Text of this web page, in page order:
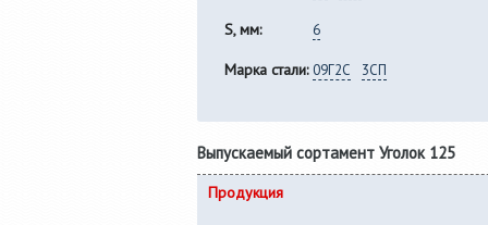
S, мм: 6
Марка стали: 09Г2С 3СП
Выпускаемый сортамент Уголок 125
Продукция